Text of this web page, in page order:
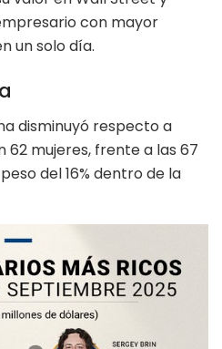
con mayor
un solo día.
disminuyó respecto a
62 mujeres, frente a las 67
del 16% dentro de la